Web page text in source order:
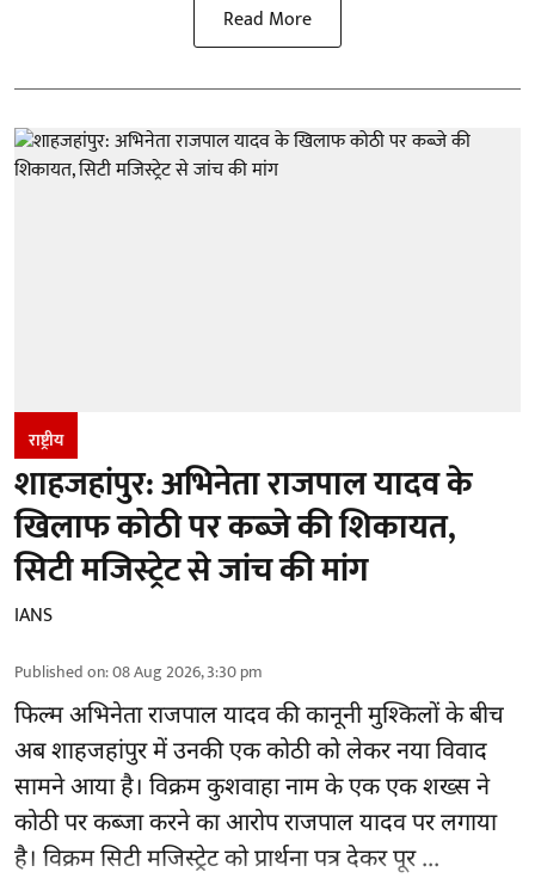
Read More
राष्ट्रीय
शाहजहांपुर: अभिनेता राजपाल यादव के
खिलाफ कोठी पर कब्जे की शिकायत,
सिटी मजिस्ट्रेट से जांच की मांग
IANS
Published on:08 Aug 2026, 3:30 pm
फिल्म अभिनेताराजपाल यादवकी कानूनी मुश्किलों के बीच
अब शाहजहांपुर में उनकी एक कोठी को लेकर नया विवाद
सामने आया है। विक्रम कुशवाहा नाम के एक एक शख्स ने
कोठी पर कब्जा करने का आरोप राजपाल यादव पर लगाया
है। विक्रम सिटी मजिस्ट्रेट को प्रार्थना पत्र देकर पूर ...